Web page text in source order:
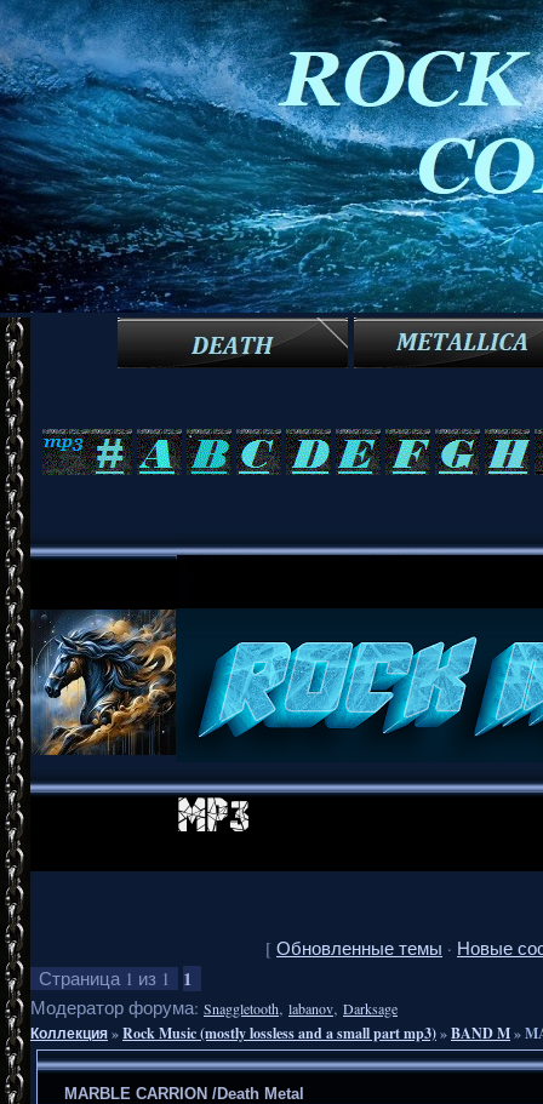
[ Обновленные темы · Новые
Страница 1 из 1 1
Модератор форума: Snaggletooth, labanov, Darksage
Коллекция»Rock Music (mostly lossless and a small part mp3)»BAND M»
MARBLE CARRION /Death Metal